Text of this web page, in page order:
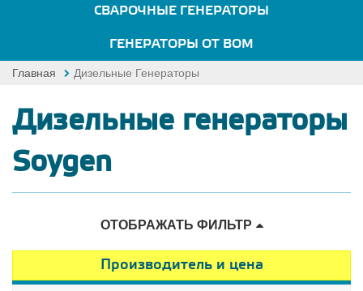
СВАРОЧНЫЕ ГЕНЕРАТОРЫ
ГЕНЕРАТОРЫ ОТ ВОМ
Главная Дизельные Генераторы
Дизельные генераторы
Soygen
ОТОБРАЖАТЬ ФИЛЬТР
Производитель и цена